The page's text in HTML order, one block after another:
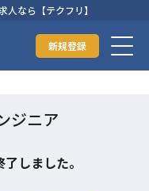
なら【テクフリ】
新規登録
ジニア
しました。